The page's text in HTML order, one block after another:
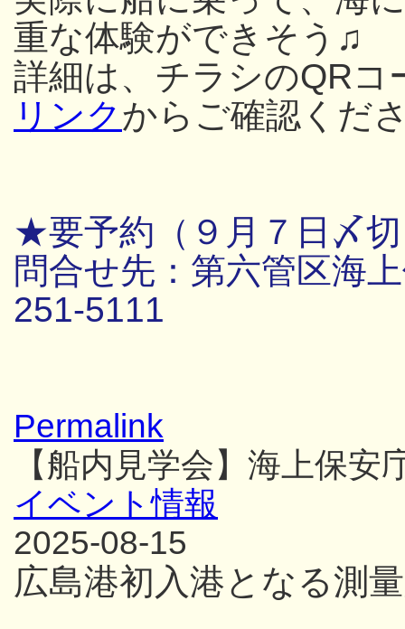
重な体験ができそう♫
詳細は、チラシのQRコ
リンクからご確認くだ
★要予約（９月７日〆
問合せ先：第六管区海
251-5111
Permalink
【船内見学会】海上保
イベント情報
2025-08-15
広島港初入港となる測